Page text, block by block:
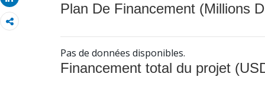
Plan De Financement (Millions
Pas de données disponibles.
Financement total du projet